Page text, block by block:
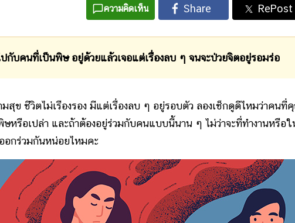
ความคิดเห็น
นที่เป็นพิษ อยู่ด้วยแล้วเจอแต่เรื่องลบ ๆ จนจะป่วยจิตอยู่รอมร่อ
ชีวิตไม่เรืองรอง มีแต่เรื่องลบ ๆ อยู่รอบตัว ลองเช็กดูดีไหมว่าคนที่
หรือเปล่า และถ้าต้องอยู่ร่วมกับคนแบบนี้นาน ๆ ไม่ว่าจะที่ทำงานหรือใ
ออกร่วมกันหน่อยไหมคะ